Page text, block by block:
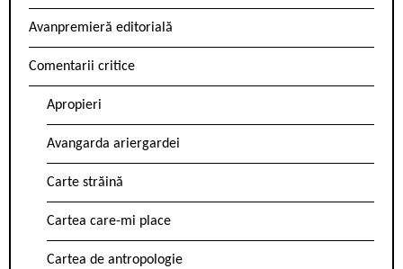
Avanpremieră editorială
Comentarii critice
Apropieri
Avangarda ariergardei
Carte străină
Cartea care-mi place
Cartea de antropologie